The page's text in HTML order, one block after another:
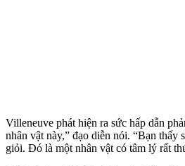
Villeneuve phát hiện ra sức hấp dẫn
nhân vật này,” đạo diễn nói. “Bạn thấy
giỏi. Đó là một nhân vật có tâm lý rất